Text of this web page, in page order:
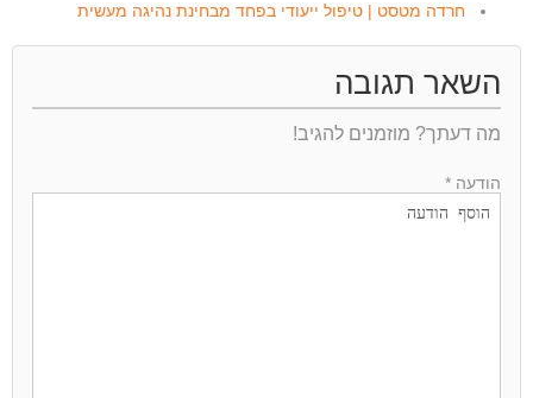
חרדה מטסט | טיפול ייעודי בפחד מבחינת נהיגה מעשית
השאר תגובה
מה דעתך? מוזמנים להגיב!
הודעה *